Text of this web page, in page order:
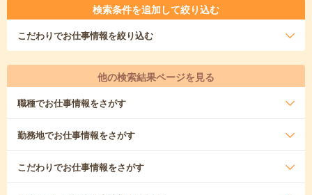
検索条件を追加して絞り込む
こだわりでお仕事情報を絞り込む
他の検索結果ページを見る
職種でお仕事情報をさがす
勤務地でお仕事情報をさがす
こだわりでお仕事情報をさがす